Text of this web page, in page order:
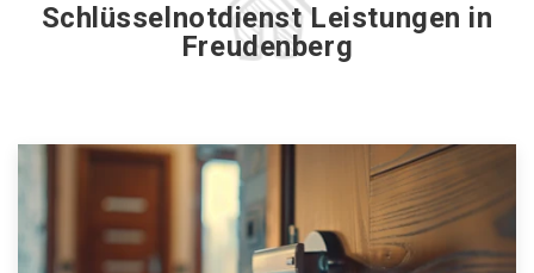
Schlüsselnotdienst Leistungen in
Freudenberg